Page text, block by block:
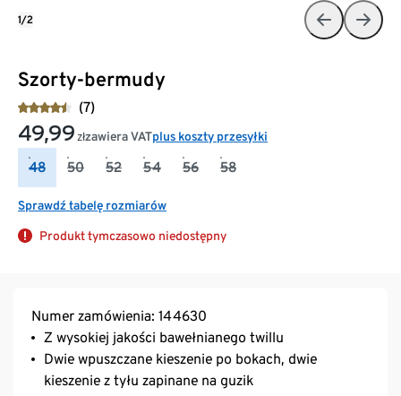
Szorty-bermudy
(7)
49,99 złzawiera VATplus koszty przesyłki
48 50 52 54 56 58
Sprawdź tabelę rozmiarów
Produkt tymczasowo niedostępny
1/2
Numer zamówienia: 144630
Z wysokiej jakości bawełnianego twillu
Dwie wpuszczane kieszenie po bokach, dwie
kieszenie z tyłu zapinane na guzik